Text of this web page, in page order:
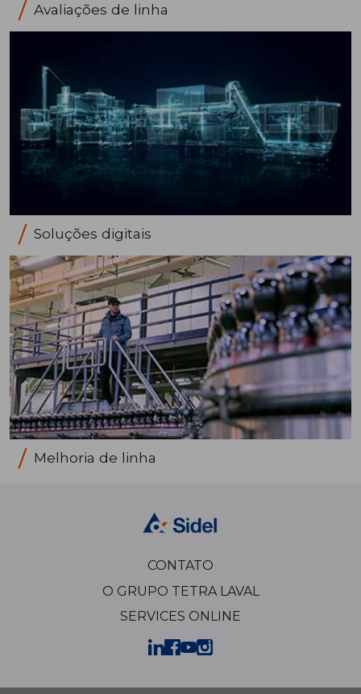
Avaliações de linha
Soluções digitais
Melhoria de linha
CONTATO
O GRUPO TETRA LAVAL
SERVICES ONLINE